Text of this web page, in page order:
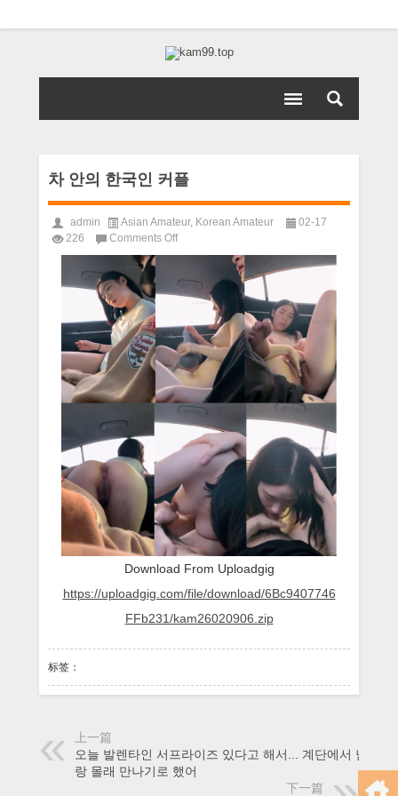
차 안의 한국인 커플
admin Asian Amateur, Korean Amateur
02-17
226
Comments Offon
차
의
인
커
플
Download From Uploadgig
https://uploadgig.com/file/download/6Bc9407746
FFb231/kam26020906.zip
标签：
上一篇
오늘 발렌타인 서프라이즈 있다고 해서... 계단에서 남친이
랑 몰래 만나기로 했어
下一篇